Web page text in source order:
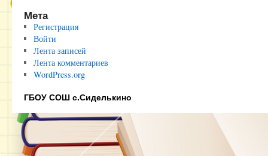
Мета
Регистрация
Войти
Лента записей
Лента комментариев
WordPress.org
ГБОУ СОШ с.Сиделькино